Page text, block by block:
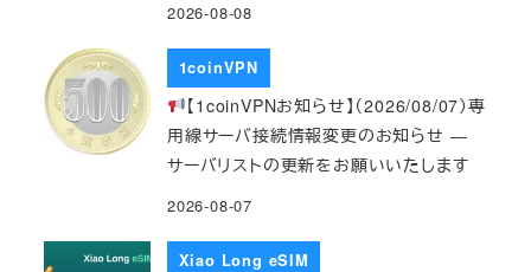
2026-08-08
1coinVPN
【1coinVPNお知らせ】（2026/08/07）専
用線サーバ接続情報変更のお知らせ ―
サーバリストの更新をお願いいたします
2026-08-07
Xiao Long eSIM